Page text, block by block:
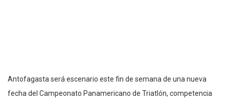
Antofagasta será escenario este fin de semana de una nueva
fecha del Campeonato Panamericano de Triatlón, competencia